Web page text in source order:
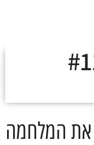
את המלחמה